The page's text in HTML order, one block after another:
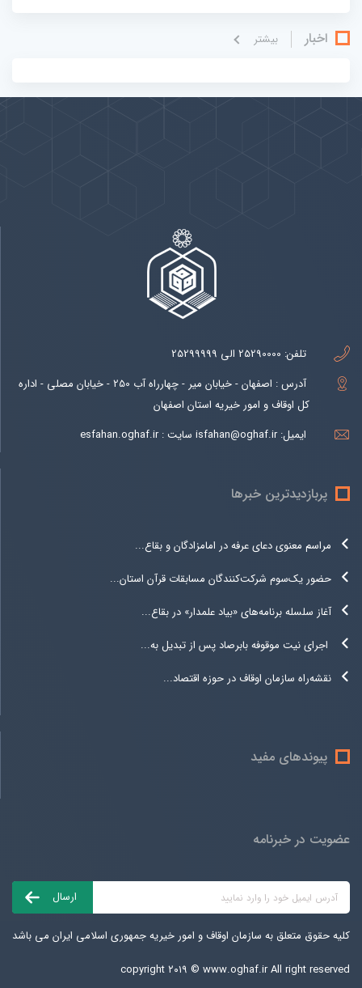
اخبار بيشتر
تلفن: 25290000 الی 25299999
آدرس : اصفهان - خیابان میر - چهارراه آب 250 - خیابان مصلی - اداره
کل اوقاف و امور خیریه استان اصفهان
ایمیل:isfahan@oghaf.ir سایت : esfahan.oghaf.ir
پربازدیدترین خبرها
مراسم معنوی دعای عرفه در امامزادگان و بقاع...
حضور یک‌سوم شرکت‌کنندگان مسابقات قرآن استان...
آغاز سلسله برنامه‌های «بیاد علمدار» در بقاع...
اجرای نیت موقوفه بابرصاد پس از تبدیل به...
نقشه‌راه سازمان اوقاف در حوزه اقتصاد...
پیوندهای مفید
عضویت در خبرنامه
کلیه حقوق متعلق به سازمان اوقاف و امور خیریه جمهوری اسلامی ایران می باشد
copyright ۲۰۱۹ © www.oghaf.irAll right reserved